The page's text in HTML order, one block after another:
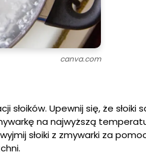
canva.com
Upewnij się, że słoiki
na najwyższą
słoiki z zmywarki za